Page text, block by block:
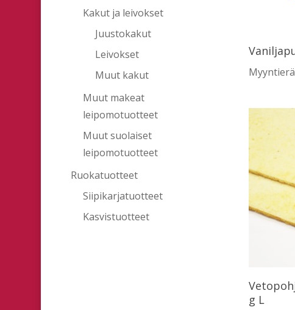
Kakut ja leivokset
Juustokakut
Leivokset
Muut kakut
Muut makeat
leipomotuotteet
Muut suolaiset
leipomotuotteet
Ruokatuotteet
Siipikarjatuotteet
Kasvistuotteet
g L